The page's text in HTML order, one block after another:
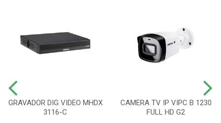
GRAVADOR DIG VIDEO MHDX
3116-C
CAMERA TV IP VIPC B 1230
FULL HD G2